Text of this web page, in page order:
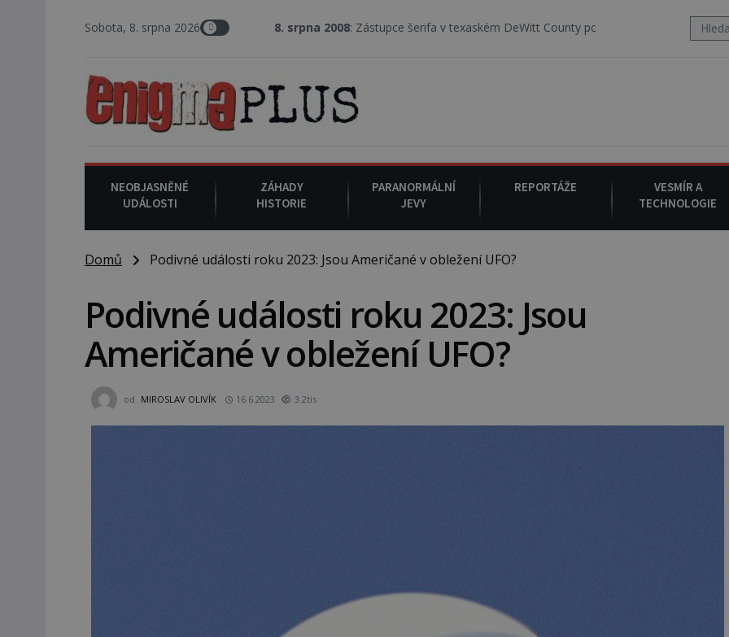
Sobota, 8. srpna 20268. srpna 2008 : Zástupce šerifa v texaském DeWitt County pořizuje video, na kterém před jeho
NEOBJASNĚNÉ
UDÁLOSTI
ZÁHADY
HISTORIE
PARANORMÁLNÍ
JEVY
REPORTÁŽE
VESMÍR A
TECHNOLOGIE
Domů Podivné události roku 2023: Jsou Američané v obležení UFO?
Podivné události roku 2023: Jsou
Američané v obležení UFO?
od MIROSLAV OLIVÍK 16.6.2023 3.2tis